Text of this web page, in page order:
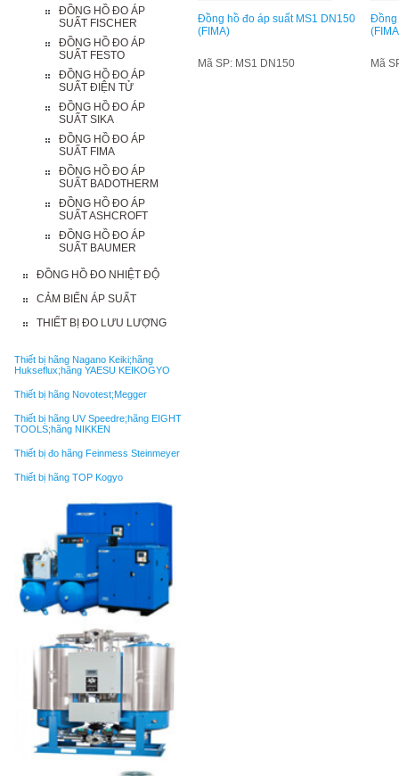
ĐỒNG HỒ ĐO ÁP
SUẤT FISCHER
ĐỒNG HỒ ĐO ÁP
SUẤT FESTO
ĐỒNG HỒ ĐO ÁP
SUẤT ĐIỆN TỬ
ĐỒNG HỒ ĐO ÁP
SUẤT SIKA
ĐỒNG HỒ ĐO ÁP
SUẤT FIMA
ĐỒNG HỒ ĐO ÁP
SUẤT BADOTHERM
ĐỒNG HỒ ĐO ÁP
SUẤT ASHCROFT
ĐỒNG HỒ ĐO ÁP
SUẤT BAUMER
ĐỒNG HỒ ĐO NHIỆT ĐỘ
CẢM BIẾN ÁP SUẤT
THIẾT BỊ ĐO LƯU LƯỢNG
Thiết bị hãng Nagano Keiki;hãng
Hukseflux;hãng YAESU KEIKOGYO
Thiết bị hãng Novotest;Megger
Thiết bị hãng UV Speedre;hãng EIGHT
TOOLS;hãng NIKKEN
Thiết bị đo hãng Feinmess Steinmeyer
Thiết bị hãng TOP Kogyo
Đồng hồ đo áp suất MS1 DN150
(FIMA)
Mã SP: MS1 DN150
Đồng
Mã